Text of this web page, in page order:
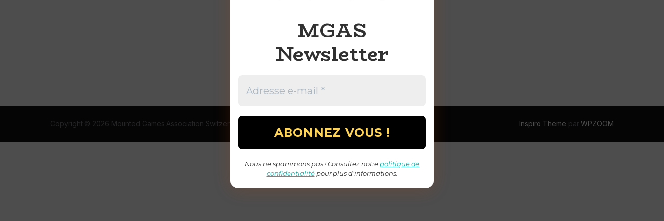
MGAS
Newsletter
Nous ne spammons pas ! Consultez notre politique de
confidentialitépour plus d’informations.
Christophe Rossier
Copyright © 2026 Mounted Games Association Switzerland Inspiro Theme par WPZOOM